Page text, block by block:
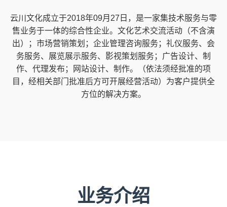
云川文化成立于2018年09月27日，是一家集技术服务与零
售业务于一体的综合性企业。文化艺术交流活动（不含演
出）；市场营销策划；企业管理咨询服务；礼仪服务、会
务服务、展览展示服务、影视策划服务；广告设计、制
作、代理发布；网站设计、制作。（依法须经批准的项
目，经相关部门批准后方可开展经营活动）为客户提供全
方位的解决方案。
业务介绍